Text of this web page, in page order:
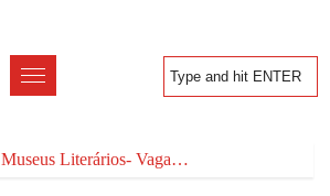
Museus Literários- Vaga…